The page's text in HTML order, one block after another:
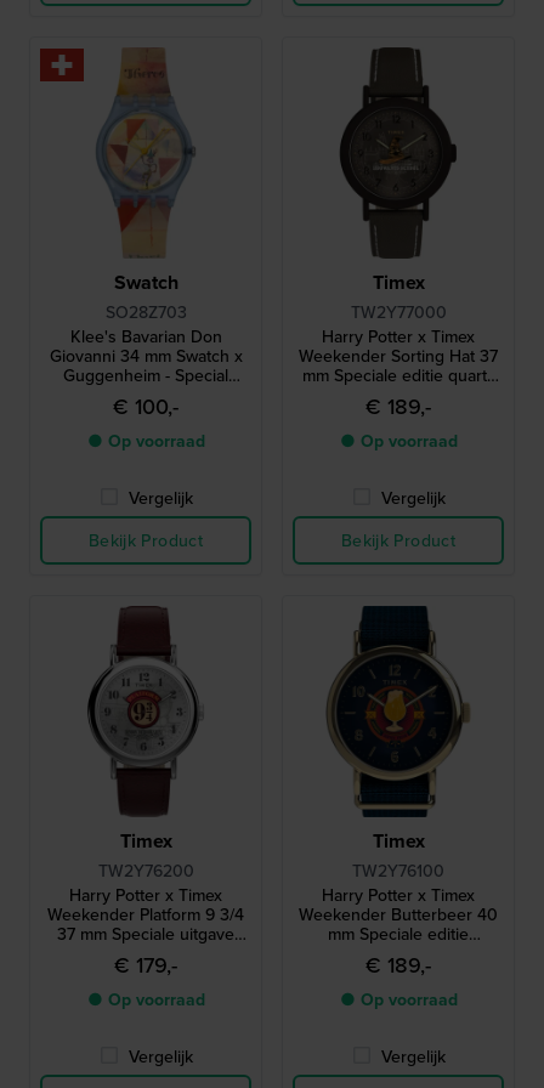
Swatch
SO28Z703
Klee's Bavarian Don
Giovanni 34 mm Swatch x
Guggenheim - Special
edition Swatch horloge
€ 100,-
● Op voorraad
Vergelijk
Bekijk Product
Timex
TW2Y77000
Harry Potter x Timex
Weekender Sorting Hat 37
mm Speciale editie quartz
horloge met sorteerhoed
secondewijzer
€ 189,-
● Op voorraad
Vergelijk
Bekijk Product
Timex
TW2Y76200
Harry Potter x Timex
Weekender Platform 9 3/4
37 mm Speciale uitgave
quartzhorloge met
wijzerplaat in Harry Potter-
thema
€ 179,-
● Op voorraad
Vergelijk
Timex
TW2Y76100
Harry Potter x Timex
Weekender Butterbeer 40
mm Speciale editie
quartzhorloge met bierglas
secondewijzer
€ 189,-
● Op voorraad
Vergelijk